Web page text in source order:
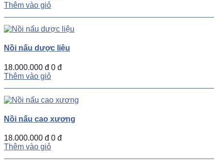
Thêm vào giỏ
Nồi nấu dược liệu
18.000.000 đ 0 đ
Thêm vào giỏ
Nồi nấu cao xương
18.000.000 đ 0 đ
Thêm vào giỏ